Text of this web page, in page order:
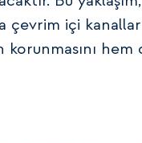
içi kanallar
korunmasını